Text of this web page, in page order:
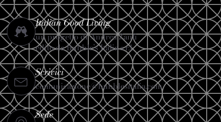
Italian Good Living
un progetto di Andrea Zanfi
edito da Bubble’s Italia s.r.l.
Scrivici
comunicazione@bubblesitalia.com
Sede